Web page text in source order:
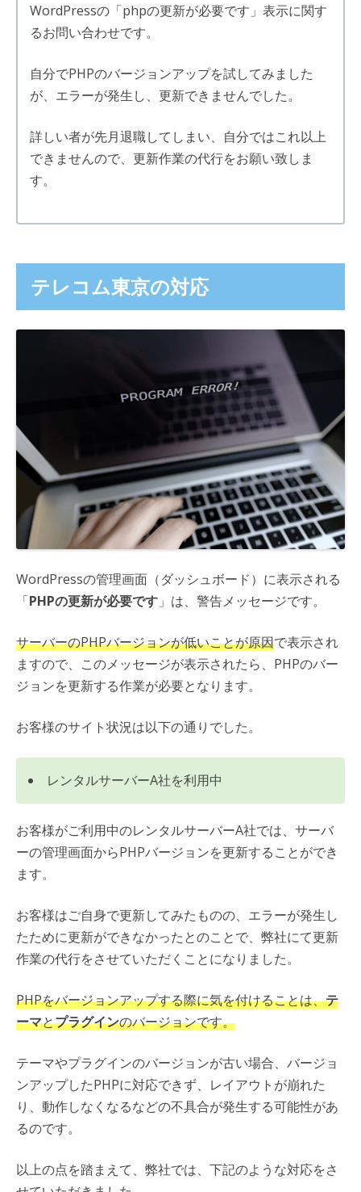
WordPressの「phpの更新が必要です」表示に関す
るお問い合わせです。
自分でPHPのバージョンアップを試してみました
が、エラーが発生し、更新できませんでした。
詳しい者が先月退職してしまい、自分ではこれ以上
できませんので、更新作業の代行をお願い致しま
す。
テレコム東京の対応
WordPressの管理画面（ダッシュボード）に表示される
「PHPの更新が必要です 」は、警告メッセージです。
サーバーのPHPバージョンが低いことが原因で表示され
ますので、このメッセージが表示されたら、PHPのバー
ジョンを更新する作業が必要となります。
お客様のサイト状況は以下の通りでした。
レンタルサーバーA社を利用中
お客様がご利用中のレンタルサーバーA社では、サーバ
ーの管理画面からPHPバージョンを更新することができ
ます。
お客様はご自身で更新してみたものの、エラーが発生し
たために更新ができなかったとのことで、弊社にて更新
作業の代行をさせていただくことになりました。
PHPをバージョンアップする際に気を付けることは、テ
ーマとプラグインのバージョンです。
テーマやプラグインのバージョンが古い場合、バージョ
ンアップしたPHPに対応できず、レイアウトが崩れた
り、動作しなくなるなどの不具合が発生する可能性があ
るのです。
以上の点を踏まえて、弊社では、下記のような対応をさ